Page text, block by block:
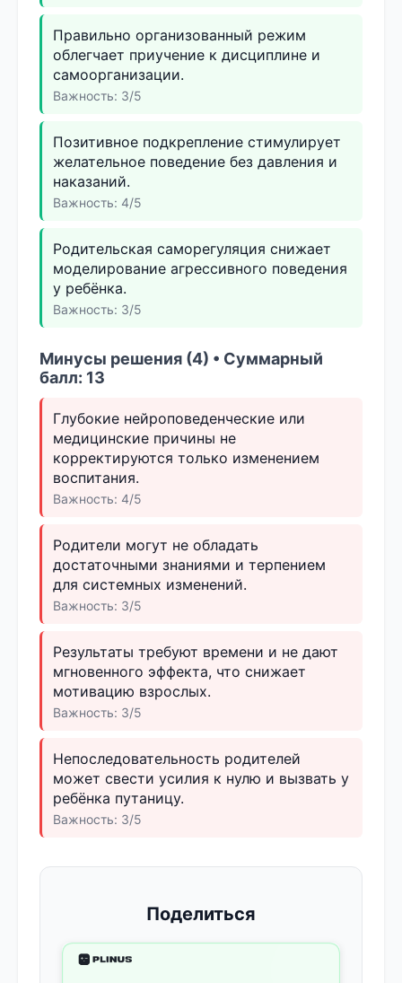
Правильно организованный режим
облегчает приучение к дисциплине и
самоорганизации.
Важность: 3/5
Позитивное подкрепление стимулирует
желательное поведение без давления и
наказаний.
Важность: 4/5
Родительская саморегуляция снижает
моделирование агрессивного поведения
у ребёнка.
Важность: 3/5
Минусы решения (4) • Суммарный
балл: 13
Глубокие нейроповеденческие или
медицинские причины не
корректируются только изменением
воспитания.
Важность: 4/5
Родители могут не обладать
достаточными знаниями и терпением
для системных изменений.
Важность: 3/5
Результаты требуют времени и не дают
мгновенного эффекта, что снижает
мотивацию взрослых.
Важность: 3/5
Непоследовательность родителей
может свести усилия к нулю и вызвать у
ребёнка путаницу.
Важность: 3/5
Поделиться